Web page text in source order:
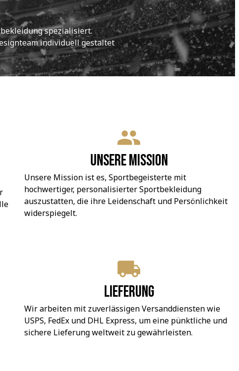
spezialisiert.
individuell gestaltet
Unsere Mission
Unsere Mission ist es, Sportbegeisterte mit
hochwertiger, personalisierter Sportbekleidung
auszustatten, die ihre Leidenschaft und Persönlichkeit
widerspiegelt.
Lieferung
Wir arbeiten mit zuverlässigen Versanddiensten wie
USPS, FedEx und DHL Express, um eine pünktliche und
sichere Lieferung weltweit zu gewährleisten.